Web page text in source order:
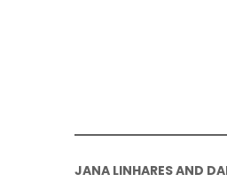
JANA LINHARES AND